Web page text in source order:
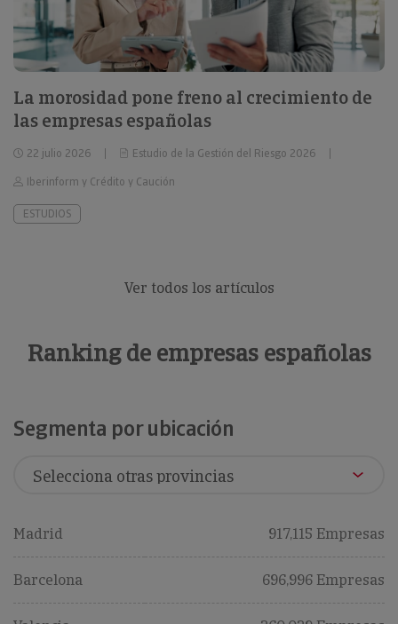
La morosidad pone freno al crecimiento de
las empresas españolas
22 julio 2026
Estudio de la Gestión del Riesgo 2026
Iberinform y Crédito y Caución
ESTUDIOS
Ver todos los artículos
Ranking de empresas españolas
Segmenta por ubicación
Madrid 917,115 Empresas
Barcelona 696,996 Empresas